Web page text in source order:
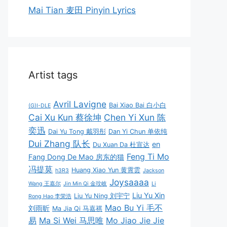
Mai Tian 麦田 Pinyin Lyrics
Artist tags
(G)I-DLE Avril Lavigne Bai Xiao Bai 白小白
Cai Xu Kun 蔡徐坤 Chen Yi Xun 陈
奕迅 Dai Yu Tong 戴羽彤 Dan Yi Chun 单依纯
Dui Zhang 队长 Du Xuan Da 杜宣达 en
Fang Dong De Mao 房东的猫 Feng Ti Mo
冯提莫 h3R3 Huang Xiao Yun 黄霄雲 Jackson
Wang 王嘉尔 Jin Min Qi 金玟岐 Joysaaaa Li
Rong Hao 李荣浩 Liu Yu Ning 刘宇宁 Liu Yu Xin
刘雨昕 Ma Jia Qi 马嘉祺 Mao Bu Yi 毛不
易 Ma Si Wei 马思唯 Mo Jiao Jie Jie